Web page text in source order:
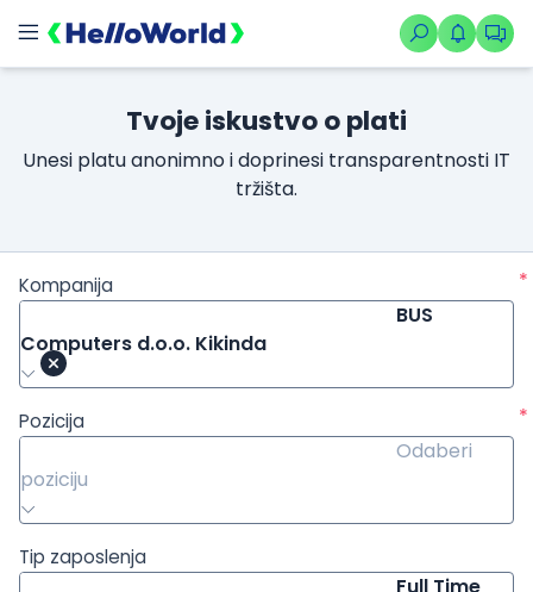
Tvoje iskustvo o plati
Unesi platu anonimno i doprinesi transparentnosti IT
tržišta.
Kompanija
*
BUS
Computers d.o.o. Kikinda
Pozicija
*
Odaberi
poziciju
Tip zaposlenja